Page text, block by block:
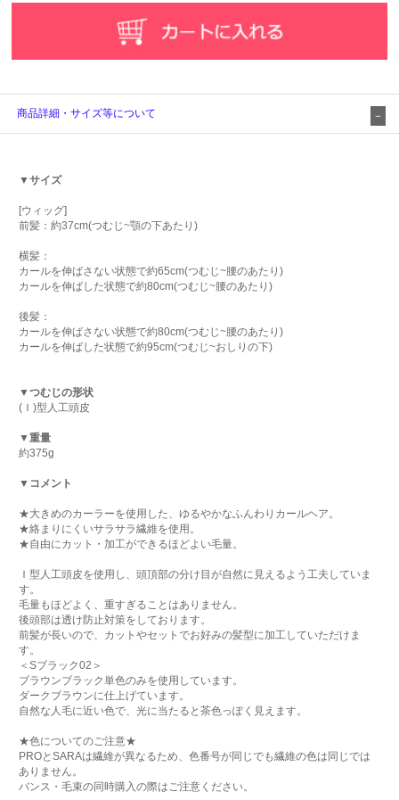
商品詳細・サイズ等について
▼サイズ
[ウィッグ]
前髪：約37cm(つむじ~顎の下あたり)
横髪：
カールを伸ばさない状態で約65cm(つむじ~腰のあたり)
カールを伸ばした状態で約80cm(つむじ~腰のあたり)
後髪：
カールを伸ばさない状態で約80cm(つむじ~腰のあたり)
カールを伸ばした状態で約95cm(つむじ~おしりの下)
▼つむじの形状
(Ｉ)型人工頭皮
▼重量
約375g
▼コメント
★大きめのカーラーを使用した、ゆるやかなふんわりカールヘア。
★絡まりにくいサラサラ繊維を使用。
★自由にカット・加工ができるほどよい毛量。
Ｉ型人工頭皮を使用し、頭頂部の分け目が自然に見えるよう工夫していま
す。
毛量もほどよく、重すぎることはありません。
後頭部は透け防止対策をしております。
前髪が長いので、カットやセットでお好みの髪型に加工していただけま
す。
＜Sブラック02＞
ブラウンブラック単色のみを使用しています。
ダークブラウンに仕上げています。
自然な人毛に近い色で、光に当たると茶色っぽく見えます。
★色についてのご注意★
PROとSARAは繊維が異なるため、色番号が同じでも繊維の色は同じでは
ありません。
バンス・毛束の同時購入の際はご注意ください。